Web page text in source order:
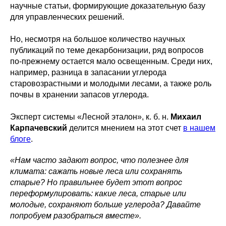
научные статьи, формирующие доказательную базу
для управленческих решений.
Но, несмотря на большое количество научных
публикаций по теме декарбонизации, ряд вопросов
по-прежнему остается мало освещенным. Среди них,
например, разница в запасании углерода
старовозрастными и молодыми лесами, а также роль
почвы в хранении запасов углерода.
Эксперт системы «Лесной эталон», к. б. н. Михаил
Карпачевский делится мнением на этот счет в нашем
блоге.
«Нам часто задают вопрос, что полезнее для
климата: сажать новые леса или сохранять
старые? Но правильнее будет этот вопрос
переформулировать: какие леса, старые или
молодые, сохраняют больше углерода? Давайте
попробуем разобраться вместе».